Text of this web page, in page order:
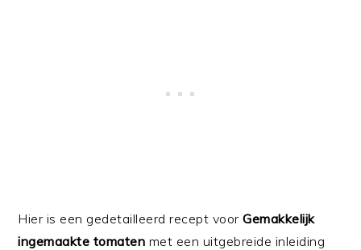
Hier is een gedetailleerd recept voorGemakkelijk
ingemaakte tomaten met een uitgebreide inleiding